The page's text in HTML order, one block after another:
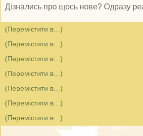
Дізнались про щось нове? Одразу